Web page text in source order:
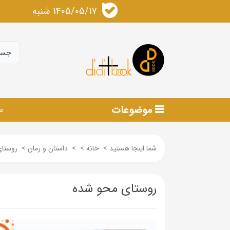
1405/05/17 شنبه
موضوعات
شما اینجا هستید > خانه >
> داستان و رمان >
روستای محو شده